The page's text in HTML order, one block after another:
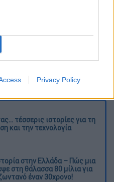
Privacy Policy
τέσσερις ιστορίες για τη
και την τεχνολογία
στην Ελλάδα – Πώς μια
στη θάλασσα 80 μίλια για
έναν 30χρονο!